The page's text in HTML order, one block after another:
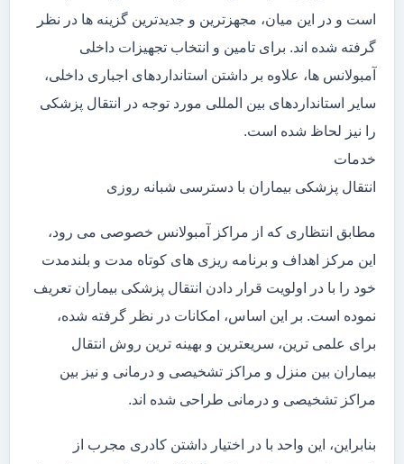
است و در این میان، مجهزترین و جدیدترین گزینه ها در نظر
گرفته شده اند. برای تامین و انتخاب تجهیزات داخلی
آمبولانس ها، علاوه بر داشتن استانداردهای اجباری داخلی،
سایر استانداردهای بین المللی مورد توجه در انتقال پزشکی
را نیز لحاظ شده است.
خدمات
انتقال پزشکی بیماران با دسترسی شبانه روزی
مطابق انتظاری که از مراکز آمبولانس خصوصی می رود،
این مرکز اهداف و برنامه ریزی های کوتاه مدت و بلندمدت
خود را با در اولویت قرار دادن انتقال پزشکی بیماران تعریف
نموده است. بر این اساس، امکانات در نظر گرفته شده،
برای علمی ترین، سریعترین و بهینه ترین روش انتقال
بیماران بین منزل و مراکز تشخیصی و درمانی و نیز بین
مراکز تشخیصی و درمانی طراحی شده اند.
بنابراین، این واحد با در اختیار داشتن کادری مجرب از